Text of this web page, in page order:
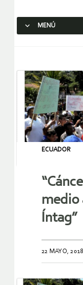
MENÚ
ECUADOR
medio
Íntag”
22 MAYO, 2018